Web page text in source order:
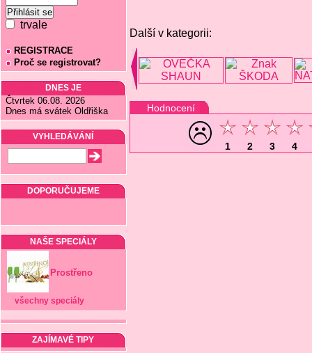
trvale
REGISTRACE
Proč se registrovat?
DNES JE
Čtvrtek 06.08. 2026
Dnes má svátek Oldřiška
VYHLEDÁVÁNÍ
DOPORUČUJEME
NAŠE SPECIÁLY
Prostřeno
všechny speciály
ZAJÍMAVÉ TIPY
Další v kategorii:
Hodnocení
1 2 3 4